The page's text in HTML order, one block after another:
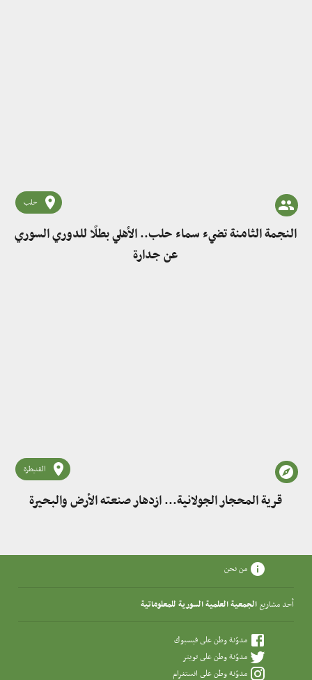
حلب
النجمة الثامنة تضيء سماء حلب.. الأهلي بطلًا للدوري السوري
عن جدارة
القنيطرة
قرية المحجار الجولانية... ازدهار صنعته الأرض والبحيرة
من نحن
أحد مشاريع الجمعية العلمية السورية للمعلوماتية
مدوّنة وطن على فيسبوك
مدوّنة وطن على تويتر
مدوّنة وطن على انستغرام